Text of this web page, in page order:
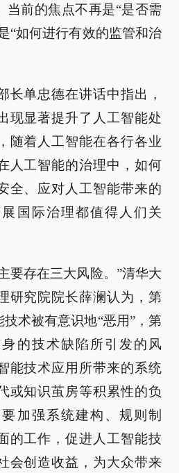
当前的焦点不再是“是否需
“如何进行有效的监管和治
长单忠德在讲话中指出，
现显著提升了人工智能处
随着人工智能在各行各业
人工智能的治理中，如何
全、应对人工智能带来的
国际治理都值得人们关
要存在三大风险。”清华大
研究院院长薛澜认为，第
术被有意识地“恶用”，第
的技术缺陷所引发的风
能技术应用所带来的系统
或知识茧房等积累性的负
加强系统建构、规则制
的工作，促进人工智能技
会创造收益，为大众带来